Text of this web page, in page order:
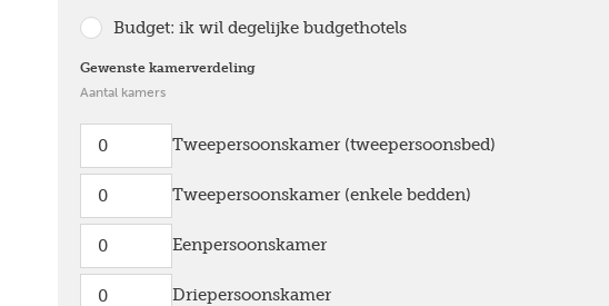
Budget: ik wil degelijke budgethotels
Gewenste kamerverdeling
Aantal kamers
Tweepersoonskamer (tweepersoonsbed)
Tweepersoonskamer (enkele bedden)
Eenpersoonskamer
Driepersoonskamer